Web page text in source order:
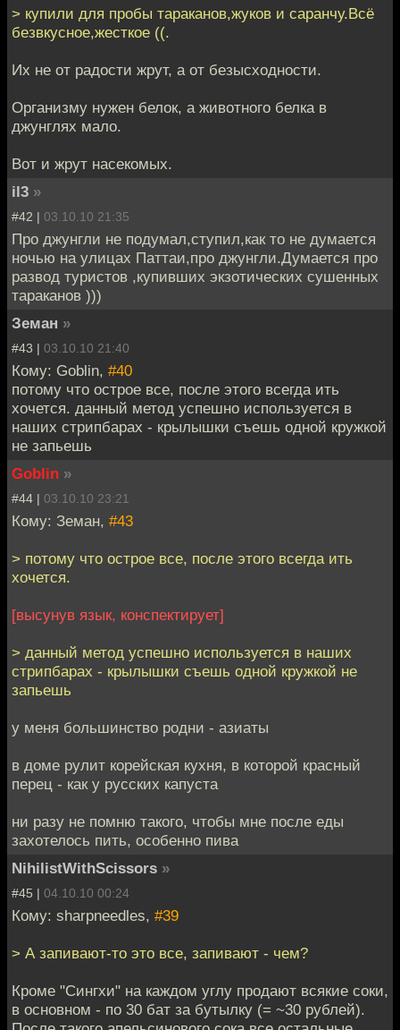
> купили для пробы тараканов,жуков и саранчу.Всё
безвкусное,жесткое ((.
Их не от радости жрут, а от безысходности.
Организму нужен белок, а животного белка в
джунглях мало.
Вот и жрут насекомых.
il3 »
#42 | 03.10.10 21:35
Про джунгли не подумал,ступил,как то не думается
ночью на улицах Паттаи,про джунгли.Думается про
развод туристов ,купивших экзотических сушенных
тараканов )))
Земан »
#43 | 03.10.10 21:40
Кому: Goblin, #40
потому что острое все, после этого всегда ить
хочется. данный метод успешно используется в
наших стрипбарах - крылышки съешь одной кружкой
не запьешь
Goblin »
#44 | 03.10.10 23:21
Кому: Земан, #43
> потому что острое все, после этого всегда ить
хочется.
[высунув язык, конспектирует]
> данный метод успешно используется в наших
стрипбарах - крылышки съешь одной кружкой не
запьешь
у меня большинство родни - азиаты
в доме рулит корейская кухня, в которой красный
перец - как у русских капуста
ни разу не помню такого, чтобы мне после еды
захотелось пить, особенно пива
NihilistWithScissors »
#45 | 04.10.10 00:24
Кому: sharpneedles, #39
> А запивают-то это все, запивают - чем?
Кроме "Сингхи" на каждом углу продают всякие соки,
в основном - по 30 бат за бутылку (= ~30 рублей).